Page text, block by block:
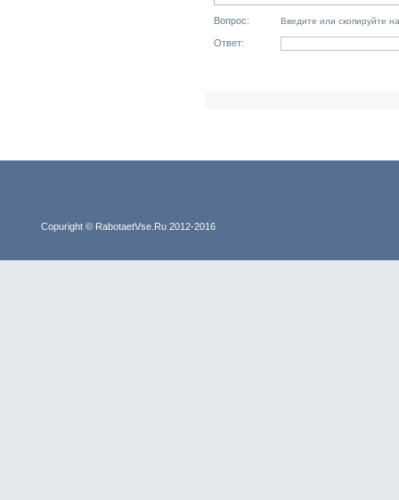
Вопрос: Введите или скопируйте
Ответ:
Copuright © RabotaetVse.Ru 2012-2016